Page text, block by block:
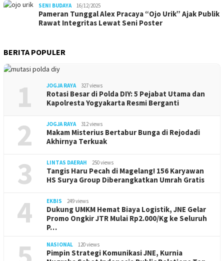
SENI BUDAYA 16/12/2025
Pameran Tunggal Alex Pracaya “Ojo Urik” Ajak Publik
Rawat Integritas Lewat Seni Poster
BERITA POPULER
1 JOGJA RAYA 327 views
Rotasi Besar di Polda DIY: 5 Pejabat Utama dan
Kapolresta Yogyakarta Resmi Berganti
2 JOGJA RAYA 312 views
Makam Misterius Bertabur Bunga di Rejodadi
Akhirnya Terkuak
3 LINTAS DAERAH 250 views
Tangis Haru Pecah di Magelang! 156 Karyawan
HS Surya Group Diberangkatkan Umrah Gratis
4 EKBIS 249 views
Dukung UMKM Hemat Biaya Logistik, JNE Gelar
Promo Ongkir JTR Mulai Rp2.000/Kg ke Seluruh
P…
NASIONAL 120 views
Pimpin Strategi Komunikasi JNE, Kurnia